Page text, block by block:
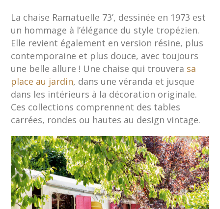
La chaise Ramatuelle 73’, dessinée en 1973 est
un hommage à l’élégance du style tropézien.
Elle revient également en version résine, plus
contemporaine et plus douce, avec toujours
une belle allure ! Une chaise qui trouvera sa
place au jardin, dans une véranda et jusque
dans les intérieurs à la décoration originale.
Ces collections comprennent des tables
carrées, rondes ou hautes au design vintage.